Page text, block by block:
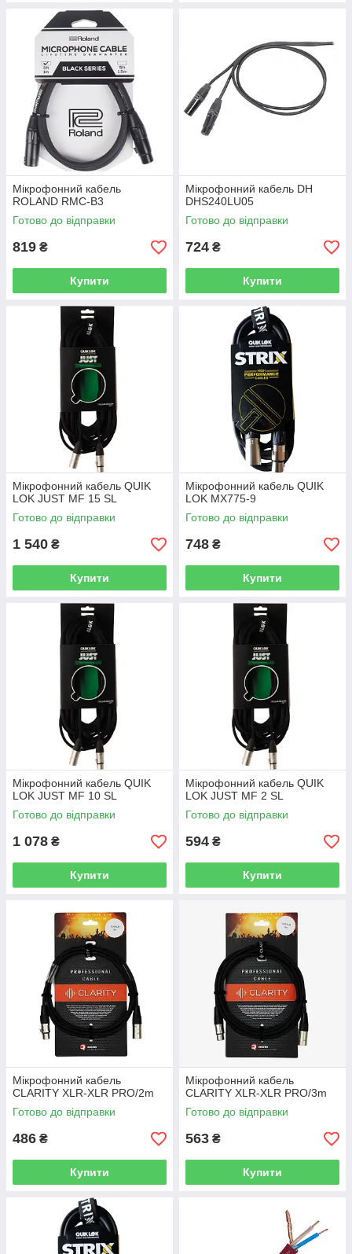
Мікрофонний кабель
ROLAND RMC-B3
Готово до відправки
819 ₴
Купити
Мікрофонний кабель DH
DHS240LU05
Готово до відправки
724 ₴
Купити
Мікрофонний кабель QUIK
LOK JUST MF 15 SL
Готово до відправки
1 540 ₴
Купити
Мікрофонний кабель QUIK
LOK MX775-9
Готово до відправки
748 ₴
Купити
Мікрофонний кабель QUIK
LOK JUST MF 10 SL
Готово до відправки
1 078 ₴
Купити
Мікрофонний кабель QUIK
LOK JUST MF 2 SL
Готово до відправки
594 ₴
Купити
Мікрофонний кабель
CLARITY XLR-XLR PRO/2m
Готово до відправки
486 ₴
Купити
Мікрофонний кабель
CLARITY XLR-XLR PRO/3m
Готово до відправки
563 ₴
Купити